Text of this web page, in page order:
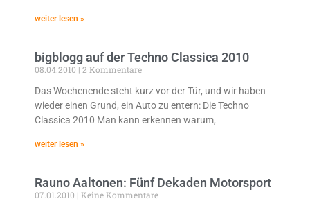
weiter lesen »
bigblogg auf der Techno Classica 2010
08.04.2010
2 Kommentare
Das Wochenende steht kurz vor der Tür, und wir haben
wieder einen Grund, ein Auto zu entern: Die Techno
Classica 2010 Man kann erkennen warum,
weiter lesen »
Rauno Aaltonen: Fünf Dekaden Motorsport
07.01.2010
Keine Kommentare